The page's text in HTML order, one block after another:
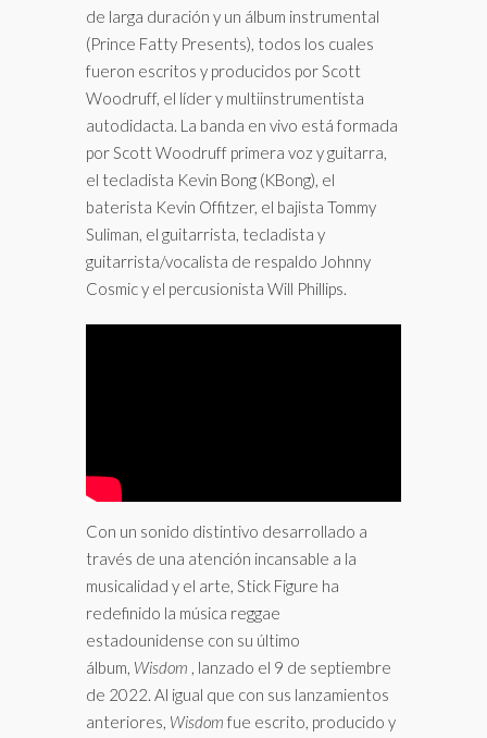
de larga duración y un álbum instrumental
(Prince Fatty Presents), todos los cuales
fueron escritos y producidos por Scott
Woodruff, el líder y multiinstrumentista
autodidacta. La banda en vivo está formada
por Scott Woodruff primera voz y guitarra,
el tecladista Kevin Bong (KBong), el
baterista Kevin Offitzer, el bajista Tommy
Suliman, el guitarrista, tecladista y
guitarrista/vocalista de respaldo Johnny
Cosmic y el percusionista Will Phillips.
Con un sonido distintivo desarrollado a
través de una atención incansable a la
musicalidad y el arte, Stick Figure ha
redefinido la música reggae
estadounidense con su último
álbum, Wisdom , lanzado el 9 de septiembre
de 2022. Al igual que con sus lanzamientos
anteriores, Wisdom fue escrito, producido y